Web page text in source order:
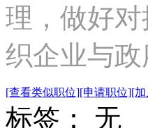
理，做好
织企业与
[查看类似职位][申请职位][
标签： 无